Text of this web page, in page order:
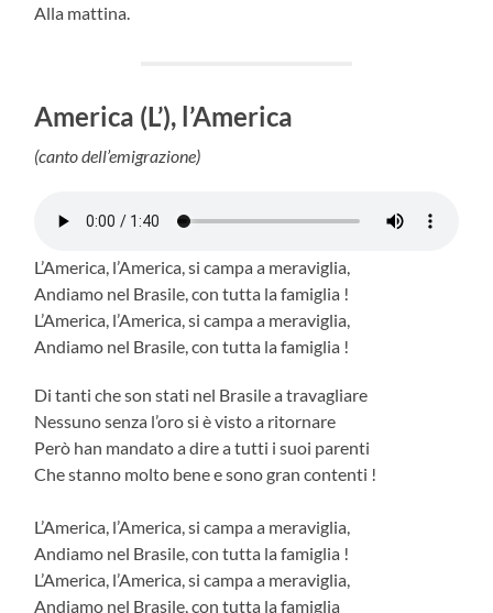
Alla mattina.
America (L’), l’America
(canto dell’emigrazione)
L’America, l’America, si campa a meraviglia,
Andiamo nel Brasile, con tutta la famiglia !
L’America, l’America, si campa a meraviglia,
Andiamo nel Brasile, con tutta la famiglia !
Di tanti che son stati nel Brasile a travagliare
Nessuno senza l’oro si è visto a ritornare
Però han mandato a dire a tutti i suoi parenti
Che stanno molto bene e sono gran contenti !
L’America, l’America, si campa a meraviglia,
Andiamo nel Brasile, con tutta la famiglia !
L’America, l’America, si campa a meraviglia,
Andiamo nel Brasile, con tutta la famiglia